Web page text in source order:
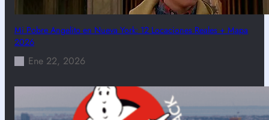
Mi Pobre Angelito en Nueva York: 12 Locaciones Reales + Mapa
2026
Ene 22, 2026